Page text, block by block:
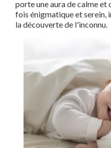
porte une aura de calme et
fois énigmatique et serein,
la découverte de l'inconnu.